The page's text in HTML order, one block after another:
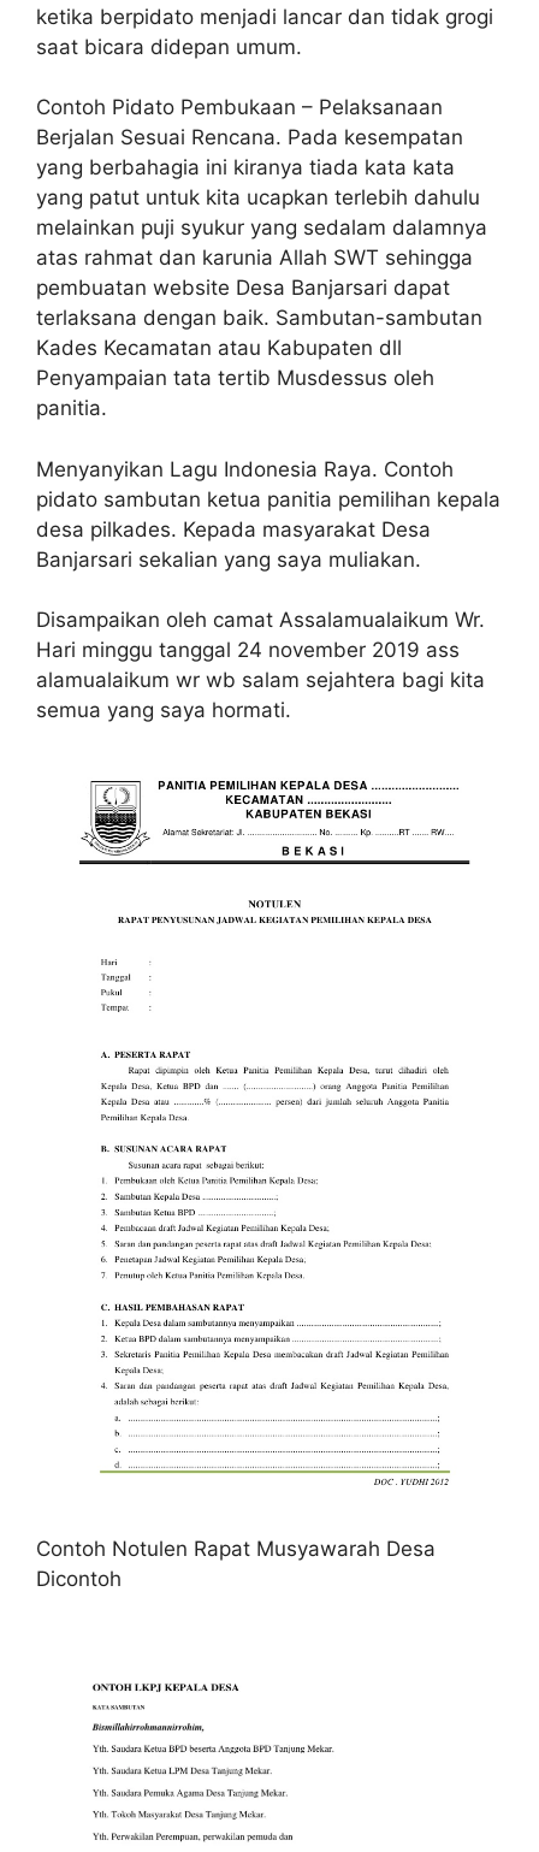
ketika berpidato menjadi lancar dan tidak grogi
saat bicara didepan umum.
Contoh Pidato Pembukaan – Pelaksanaan
Berjalan Sesuai Rencana. Pada kesempatan
yang berbahagia ini kiranya tiada kata kata
yang patut untuk kita ucapkan terlebih dahulu
melainkan puji syukur yang sedalam dalamnya
atas rahmat dan karunia Allah SWT sehingga
pembuatan website Desa Banjarsari dapat
terlaksana dengan baik. Sambutan-sambutan
Kades Kecamatan atau Kabupaten dll
Penyampaian tata tertib Musdessus oleh
panitia.
Menyanyikan Lagu Indonesia Raya. Contoh
pidato sambutan ketua panitia pemilihan kepala
desa pilkades. Kepada masyarakat Desa
Banjarsari sekalian yang saya muliakan.
Disampaikan oleh camat Assalamualaikum Wr.
Hari minggu tanggal 24 november 2019 ass
alamualaikum wr wb salam sejahtera bagi kita
semua yang saya hormati.
Contoh Notulen Rapat Musyawarah Desa
Dicontoh